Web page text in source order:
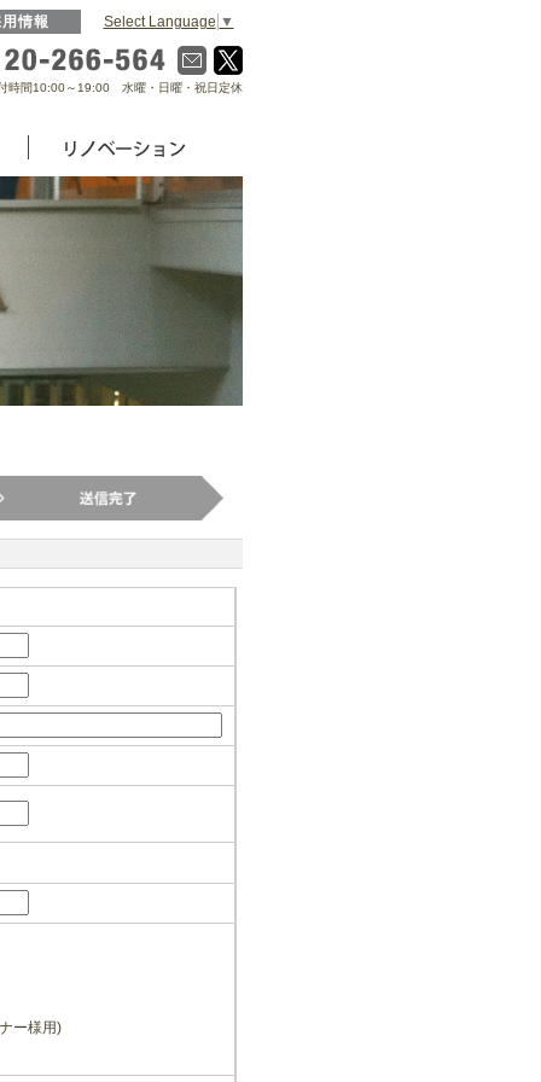
情報 Select Language ▼
0120-266-564
時間10:00～19:00 水曜・日曜・祝日定休
ー様用)